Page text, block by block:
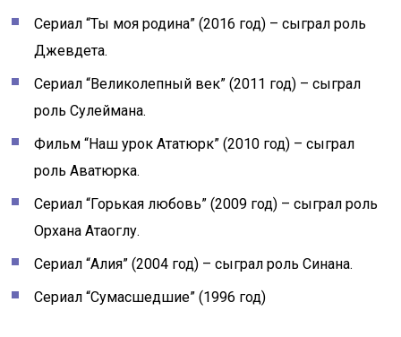
Сериал “Ты моя родина” (2016 год) – сыграл роль
Джевдета.
Сериал “Великолепный век” (2011 год) – сыграл
роль Сулеймана.
Фильм “Наш урок Ататюрк” (2010 год) – сыграл
роль Аватюрка.
Сериал “Горькая любовь” (2009 год) – сыграл роль
Орхана Атаоглу.
Сериал “Алия” (2004 год) – сыграл роль Синана.
Сериал “Сумасшедшие” (1996 год)